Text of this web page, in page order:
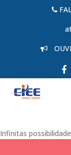
Infinitas